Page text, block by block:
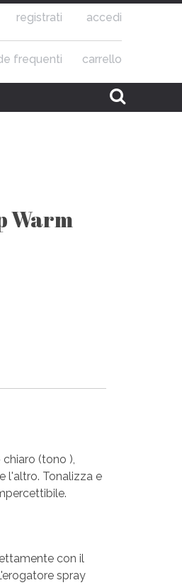
registrati accedi
frequenti carrello
Warm
(tono ),
l'altro. Tonalizza e
con il
spray